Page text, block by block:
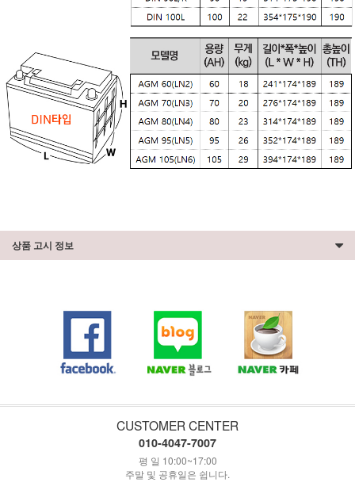
상품 고시 정보
CUSTOMER CENTER
010-4047-7007
평 일 10:00~17:00
주말 및 공휴일은 쉽니다.